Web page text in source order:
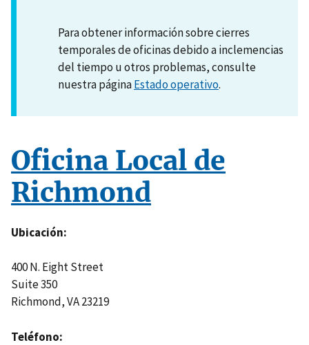
Para obtener información sobre cierres
temporales de oficinas debido a inclemencias
del tiempo u otros problemas, consulte
nuestra páginaEstado operativo.
Oficina Local de
Richmond
Ubicación
400 N. Eight Street
Suite 350
Richmond,VA23219
Teléfono